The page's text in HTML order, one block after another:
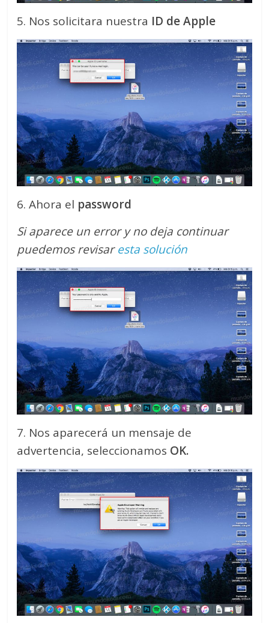
5. Nos solicitara nuestra ID de Apple
6. Ahora el password
Si aparece un error y no deja continuar
puedemos revisaresta solución
7. Nos aparecerá un mensaje de
advertencia, seleccionamos OK.